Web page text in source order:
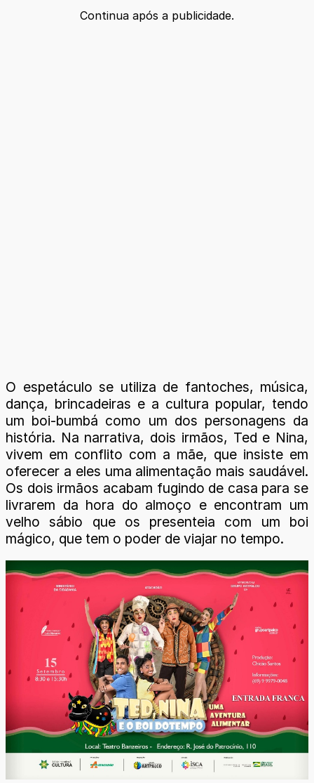
Continua após a publicidade.
O espetáculo se utiliza de fantoches, música,
dança, brincadeiras e a cultura popular, tendo
um boi-bumbá como um dos personagens da
história. Na narrativa, dois irmãos, Ted e Nina,
vivem em conflito com a mãe, que insiste em
oferecer a eles uma alimentação mais saudável.
Os dois irmãos acabam fugindo de casa para se
livrarem da hora do almoço e encontram um
velho sábio que os presenteia com um boi
mágico, que tem o poder de viajar no tempo.